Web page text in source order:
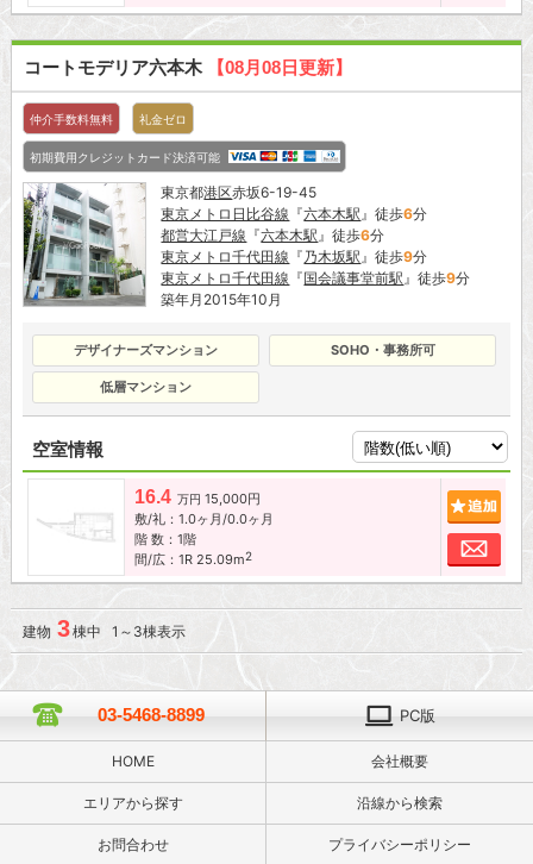
コートモデリア六本木 【08月08日更新】
仲介手数料無料 礼金ゼロ
初期費用クレジットカード決済可能
東京都港区赤坂6-19-45
東京メトロ日比谷線 『六本木駅』徒歩6分
都営大江戸線 『六本木駅』徒歩6分
東京メトロ千代田線 『乃木坂駅』徒歩9分
東京メトロ千代田線 『国会議事堂前駅』徒歩9分
築年月2015年10月
デザイナーズマンション SOHO・事務所可
低層マンション
空室情報
16.4 万円 15,000円
敷/礼：1.0ヶ月/0.0ヶ月
階 数：1階
間/広：1R 25.09m2
お
建物 3棟中 1～3棟表示
03-5468-8899 PC版
HOME 会社概要
エリアから探す 沿線から検索
お問合わせ プライバシーポリシー